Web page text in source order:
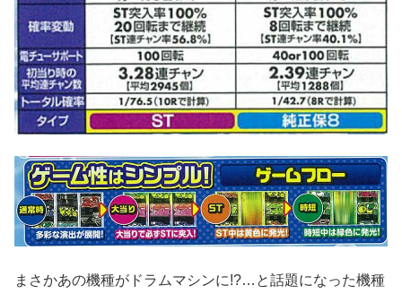
まさかあの機種がドラムマシンに!?…と話題になった機種